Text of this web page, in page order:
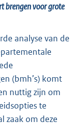
brengen voor grote
analyse van de
(bmh’s) komt
nuttig zijn om
te
zaak om deze